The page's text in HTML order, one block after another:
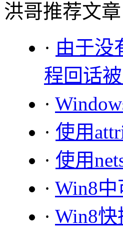
洪哥推荐文章
· 由于没
程回话
·
· 使用
· 使用
· Win8
· Win8快